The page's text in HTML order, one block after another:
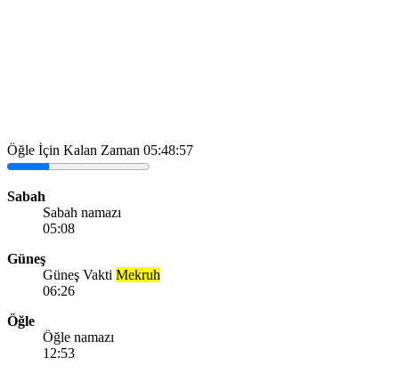
Öğle İçin Kalan Zaman 05:48:57
Sabah
Sabah namazı
05:08
Güneş
Güneş Vakti Mekruh
06:26
Öğle
Öğle namazı
12:53